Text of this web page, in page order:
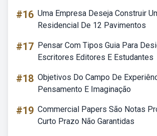
#16 Uma Empresa Deseja Construir
Residencial De 12 Pavimentos
#17 Pensar Com Tipos Guia Para
Escritores Editores E Estudantes
#18 Objetivos Do Campo De
Pensamento E Imaginação
#19 Commercial Papers São Notas
Curto Prazo Não Garantidas